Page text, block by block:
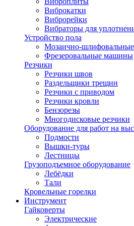
Виброкатки
Виброрейки
Вибраторы для
Устройство пола
Мозаично-
Фрезеровальные машины
Резчики
Резчики швов
Раздельщики трещин
Резчики с приводом
Резчики кровли
Бензорезы
Многодисковые резчики
Оборудование для работ на
Подмости
Вышки-туры
Лестницы
Грузоподъемное оборудование
Лебёдки
Тали
Кровельные горелки
Инструмент
Гайковерты
Электрические